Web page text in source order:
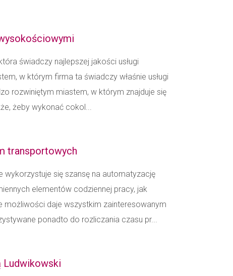
świadczy najlepszej jakości usługi
w którym firma ta świadczy właśnie usługi
rozwiniętym miastem, w którym znajduje się
żeby wykonać cokol...
transportowych
wykorzystuje się szansę na automatyzację
elementów codziennej pracy, jak
możliwości daje wszystkim zainteresowanym
ponadto do rozliczania czasu pr...
Ludwikowski